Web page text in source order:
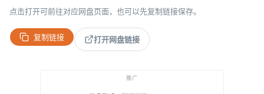
点击打开可前往对应网盘页面，也可以先复制链接保存。
复制链接 打开网盘链接
推广